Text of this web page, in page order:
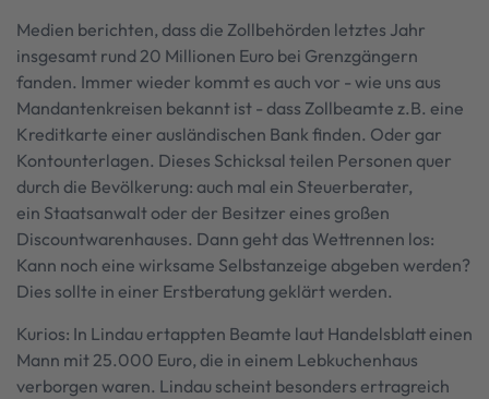
Medien berichten, dass die Zollbehörden letztes Jahr
insgesamt rund 20 Millionen Euro bei Grenzgängern
fanden. Immer wieder kommt es auch vor - wie uns aus
Mandantenkreisen bekannt ist - dass Zollbeamte z.B. eine
Kreditkarte einer ausländischen Bank finden. Oder gar
Kontounterlagen. Dieses Schicksal teilen Personen quer
durch die Bevölkerung: auch mal ein Steuerberater,
ein Staatsanwalt oder der Besitzer eines großen
Discountwarenhauses. Dann geht das Wettrennen los:
Kann noch eine wirksame Selbstanzeige abgeben werden?
Dies sollte in einer Erstberatung geklärt werden.
Kurios: In Lindau ertappten Beamte laut Handelsblatt einen
Mann mit 25.000 Euro, die in einem Lebkuchenhaus
verborgen waren. Lindau scheint besonders ertragreich